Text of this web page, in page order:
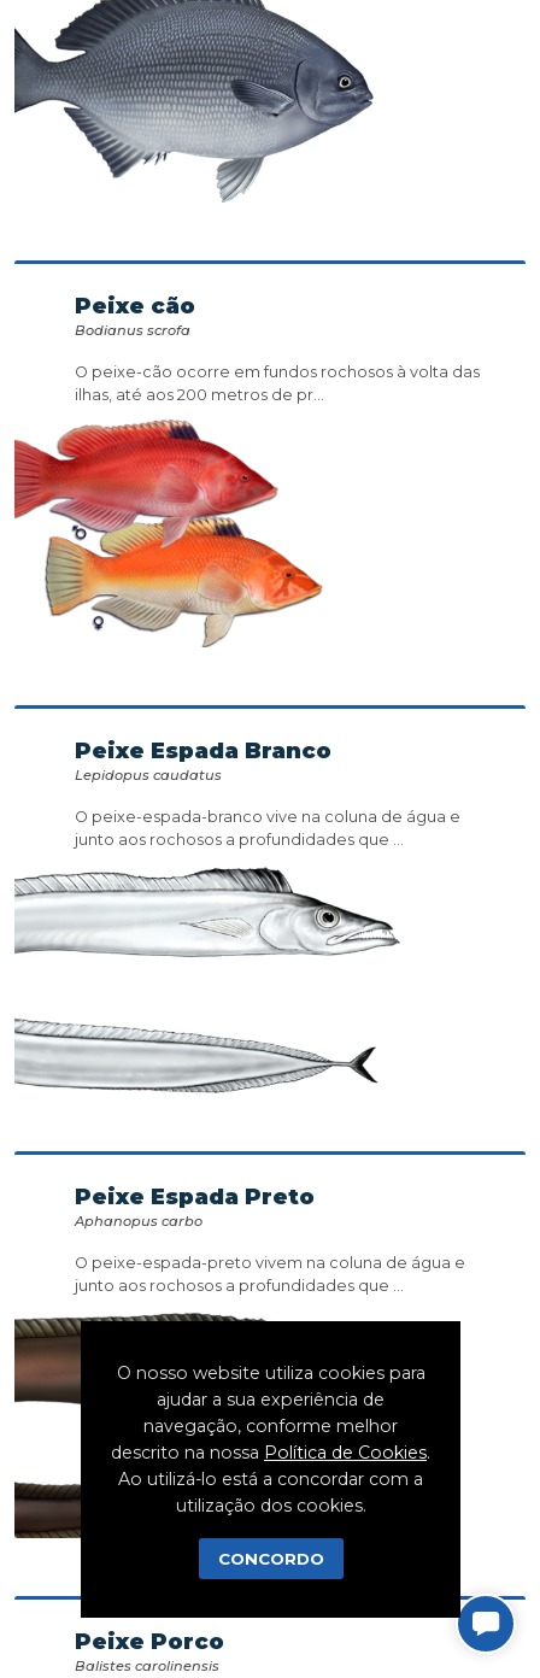
Peixe cão
Bodianus scrofa
O peixe-cão ocorre em fundos rochosos à volta das
ilhas, até aos 200 metros de pr...
Peixe Espada Branco
Lepidopus caudatus
O peixe-espada-branco vive na coluna de água e
junto aos rochosos a profundidades que ...
Peixe Espada Preto
Aphanopus carbo
O peixe-espada-preto vivem na coluna de água e
junto aos rochosos a profundidades que ...
Peixe Porco
Balistes carolinensis
O nosso website utiliza cookies para
ajudar a sua experiência de
navegação, conforme melhor
descrito na nossa Política de Cookies.
Ao utilizá-lo está a concordar com a
utilização dos cookies.
CONCORDO